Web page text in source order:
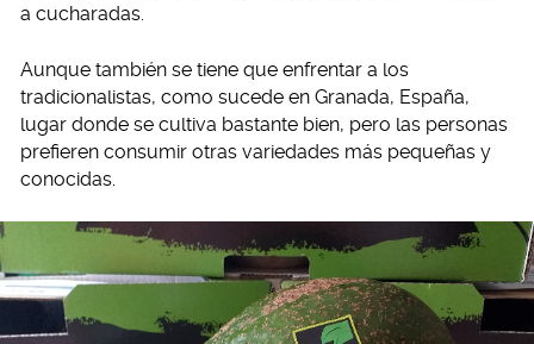
a cucharadas.
Aunque también se tiene que enfrentar a los
tradicionalistas, como sucede en Granada, España,
lugar donde se cultiva bastante bien, pero las personas
prefieren consumir otras variedades más pequeñas y
conocidas.